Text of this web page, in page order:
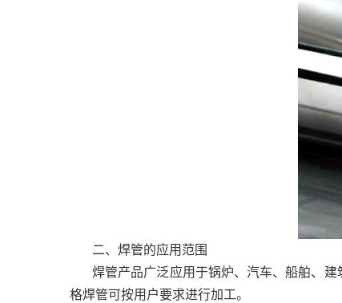
二、焊管的应用范围
焊管产品广泛应用于锅炉、汽车、船舶、
格焊管可按用户要求进行加工。